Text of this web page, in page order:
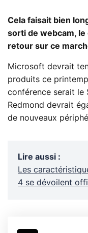
Cela faisait bien
sorti de webcam,
retour sur ce
Microsoft devrait
produits ce
conférence serait le
Redmond devrait
de nouveaux
Lire aussi :
Les
4 se dévoilent